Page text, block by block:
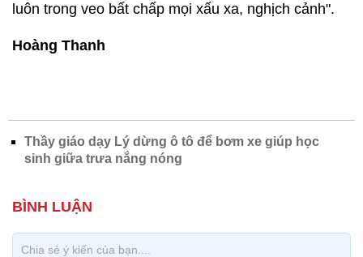
luôn trong veo bất chấp mọi xấu xa, nghịch cảnh".
Hoàng Thanh
Thầy giáo dạy Lý dừng ô tô để bơm xe giúp học
sinh giữa trưa nắng nóng